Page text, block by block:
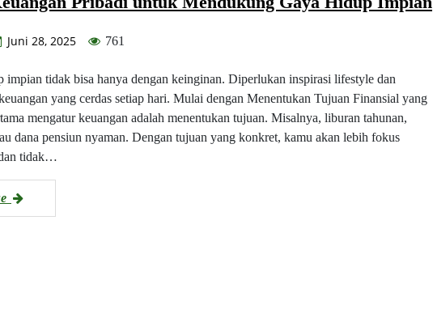
Juni 28, 2025 761
impian tidak bisa hanya dengan keinginan. Diperlukan inspirasi lifestyle dan
yang cerdas setiap hari. Mulai dengan Menentukan Tujuan Finansial yang
mengatur keuangan adalah menentukan tujuan. Misalnya, liburan tahunan,
dana pensiun nyaman. Dengan tujuan yang konkret, kamu akan lebih fokus
tidak…